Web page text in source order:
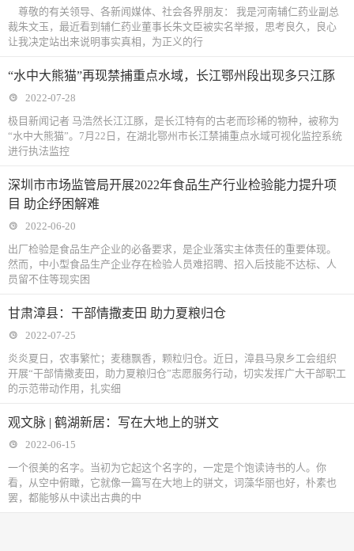
尊敬的有关领导、各新闻媒体、社会各界朋友： 我是河南辅仁药业副总
裁朱文玉，最近看到辅仁药业董事长朱文臣被实名举报，思考良久，良心
让我决定站出来说明事实真相，为正义的行
“水中大熊猫”再现禁捕重点水域，长江鄂州段出现多只江豚
2022-07-28
极目新闻记者 马浩然长江江豚，是长江特有的古老而珍稀的物种，被称为
“水中大熊猫”。7月22日，在湖北鄂州市长江禁捕重点水域可视化监控系统
进行执法监控
深圳市市场监管局开展2022年食品生产行业检验能力提升项
目 助企纾困解难
2022-06-20
出厂检验是食品生产企业的必备要求，是企业落实主体责任的重要体现。
然而，中小型食品生产企业存在检验人员难招聘、招入后技能不达标、人
员留不住等现实困
甘肃漳县：干部情撒麦田 助力夏粮归仓
2022-07-25
炎炎夏日，农事繁忙；麦穗飘香，颗粒归仓。近日，漳县马泉乡工会组织
开展“干部情撒麦田，助力夏粮归仓”志愿服务行动，切实发挥广大干部职工
的示范带动作用，扎实细
观文脉 | 鹤湖新居：写在大地上的骈文
2022-06-15
一个很美的名字。当初为它起这个名字的，一定是个饱读诗书的人。你
看，从空中俯瞰，它就像一篇写在大地上的骈文，词藻华丽也好，朴素也
罢，都能够从中读出古典的中